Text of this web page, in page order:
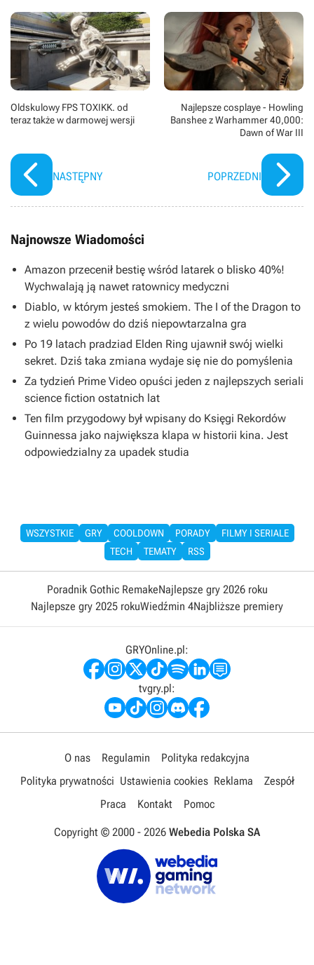
Oldskulowy FPS TOXIKK. od
teraz także w darmowej wersji
NASTĘPNY
Najlepsze cosplaye - Howling
Banshee z Warhammer 40,000:
Dawn of War III
POPRZEDNI
Najnowsze Wiadomości
Amazon przecenił bestię wśród latarek o blisko 40%!
Wychwalają ją nawet ratownicy medyczni
Diablo, w którym jesteś smokiem. The I of the Dragon to
z wielu powodów do dziś niepowtarzalna gra
Po 19 latach pradziad Elden Ring ujawnił swój wielki
sekret. Dziś taka zmiana wydaje się nie do pomyślenia
Za tydzień Prime Video opuści jeden z najlepszych seriali
science fiction ostatnich lat
Ten film przygodowy był wpisany do Księgi Rekordów
Guinnessa jako największa klapa w historii kina. Jest
odpowiedzialny za upadek studia
WSZYSTKIE GRY COOLDOWN PORADY
FILMY I SERIALE
TECH
TEMATY RSS
Poradnik Gothic RemakeNajlepsze gry 2026 roku
Najlepsze gry 2025 rokuWiedźmin 4Najbliższe premiery
GRYOnline.pl:
tvgry.pl:
O nas Regulamin
Polityka redakcyjna
Polityka prywatności Ustawienia cookies Reklama
Zespół
Praca
Kontakt Pomoc
Copyright © 2000 - 2026 Webedia Polska SA